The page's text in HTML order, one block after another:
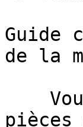
Guide
de la
pièces